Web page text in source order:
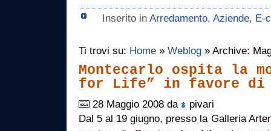
Inserito in Arredamento, Aziende, E-
Ti trovi su: Home » Weblog » Archive:
Montecarlo ospita la
for Life” in favore di
28 Maggio 2008 da
pivari
Dal 5 al 19 giugno, presso la Galleria